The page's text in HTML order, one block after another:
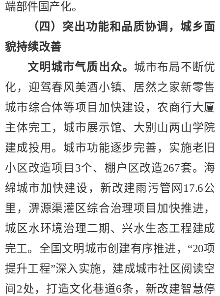
端部件国产化。
（四） 突出功能和品质协调，城乡面
貌持续改善
文明城市气质出众。 城市布局不断优
化，迎驾春风美酒小镇、居然之家新零售
城市综合体等项目加快建设，农商行大厦
主体完工，城市展示馆、 大别山两山学院
建成投用。城市功能逐步完善，实施老旧
小区改造项目 3个、棚户区改造267套。海
绵城市加快建设，新改建雨污管网 17.6公
里 ， 淠源渠灌区综合治理项目加快推进，
城区水环境治理二期、兴水生态工程建成
完工。全国文明城市创建有序推进， “20项
提升工程”深入实施，建成城市社区阅读空
间 2处，打造文化巷道6条， 新改建智慧停